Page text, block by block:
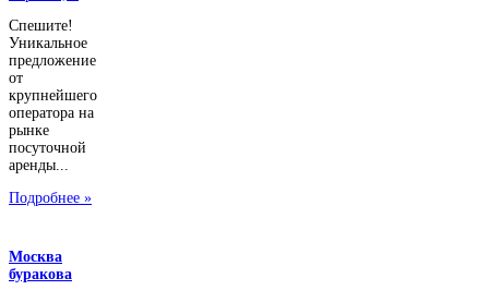
Спешите!
Уникальное
предложение
от
крупнейшего
оператора на
рынке
посуточной
аренды...
Подробнее »
Москва
буракова